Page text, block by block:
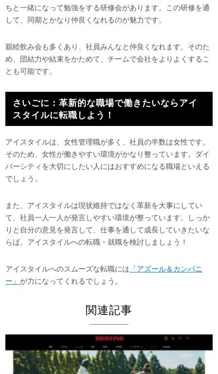
ちと一緒になって勉強をする研修会があります。この研修を通
して、同期とかなり仲良くなれるのが魅力です。
親睦飲み会も多くあり、社員みんなと仲良くなれます。そのた
め、団結力や結束をかためて、チームで会社をよりよくするこ
とも可能です。
さいごに：革新的な職場で働きたいならアイ
スタイルに転職しよう！
アイスタイルは、女性管理職が多く、社員の半数は女性です。
そのため、女性が働きやすい環境がかなり整っています。ダイ
バーシティを大切にしたい人にはおすすめになる職場といえる
でしょう。
また、アイスタイルは現状維持ではなく革新を大事にしてい
て、社員一人一人が発言しやすい環境が整っています。しっか
りと自分の意見を発言して、仕事を通して成長していきたいな
らば、アイスタイルへの転職・就職を検討しましょう！
アイスタイルへのスムーズな転職には 「アズール＆カンパニ
ー」 が力になってくれるでしょう。
関連記事